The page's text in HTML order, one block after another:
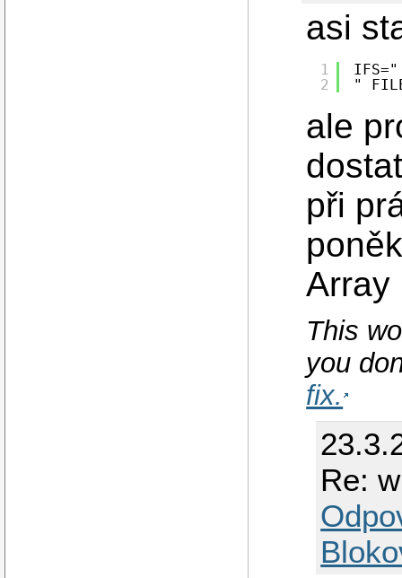
asi
1
2
"
ale
při
Array
This
you
fix.
Re: